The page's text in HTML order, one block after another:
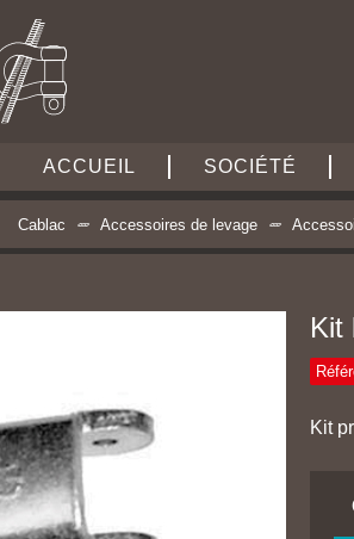
ACCUEIL SOCIÉTÉ
Cablac Accessoires de levage
Kit
Kit